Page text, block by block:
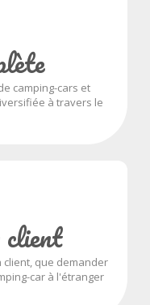
camping-cars et
à travers le
que demander
car à l'étranger